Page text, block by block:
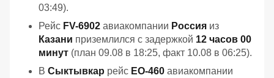
03:49).
Рейс FV-6902 авиакомпании Россия из
Казани приземлился с задержкой 12 часов 00
минут (план 09.08 в 18:25, факт 10.08 в 06:25).
В Сыктывкар рейс EO-460 авиакомпании